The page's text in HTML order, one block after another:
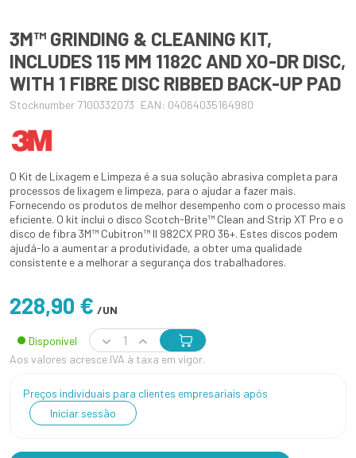
3M™ GRINDING & CLEANING KIT,
INCLUDES 115 MM 1182C AND XO-DR DISC,
WITH 1 FIBRE DISC RIBBED BACK-UP PAD
Stocknumber 7100332073 EAN: 04064035164980
O Kit de Lixagem e Limpeza é a sua solução abrasiva completa para
processos de lixagem e limpeza, para o ajudar a fazer mais.
Fornecendo os produtos de melhor desempenho com o processo mais
eficiente. O kit inclui o disco Scotch-Brite™ Clean and Strip XT Pro e o
disco de fibra 3M™ Cubitron™ II 982CX PRO 36+. Estes discos podem
ajudá-lo a aumentar a produtividade, a obter uma qualidade
consistente e a melhorar a segurança dos trabalhadores.
228,90 € /UN
Disponível
Aos valores acresce IVA à taxa em vigor.
Preços individuais para clientes empresariais após
Iniciar sessão